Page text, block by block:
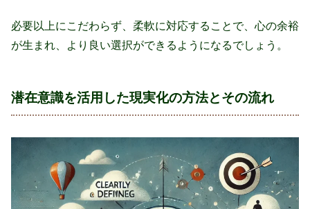
必要以上にこだわらず、柔軟に対応することで、心の余裕
が生まれ、より良い選択ができるようになるでしょう。
潜在意識を活用した現実化の方法とその流れ